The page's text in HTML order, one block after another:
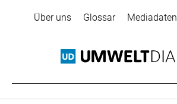
Über uns Glossar Mediadaten